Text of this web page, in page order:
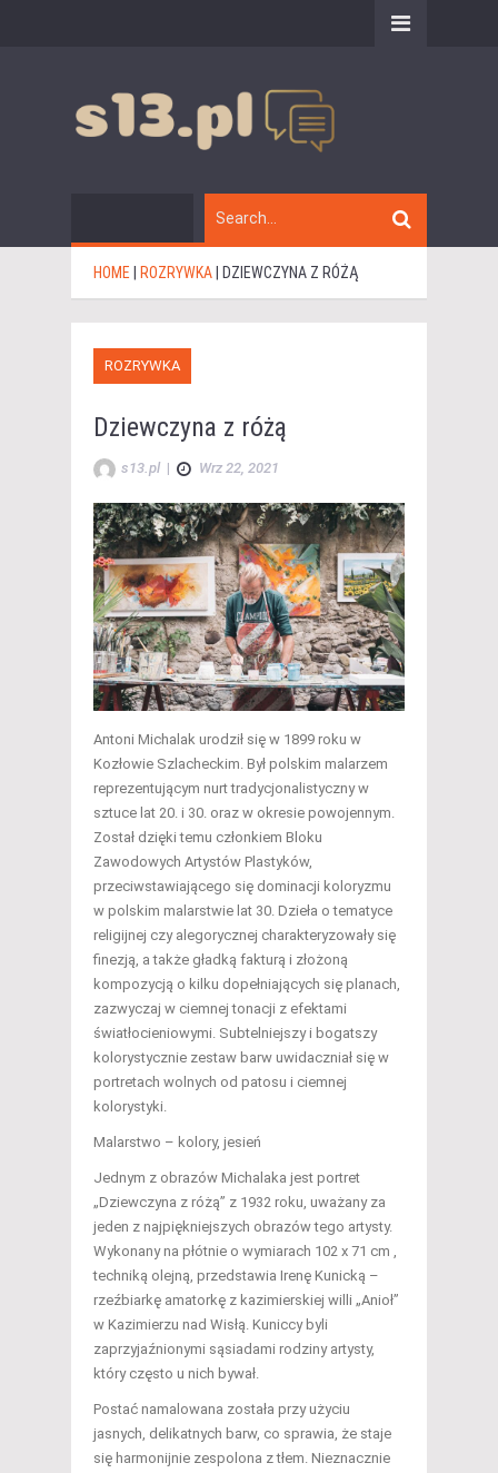
HOME ROZRYWKA DZIEWCZYNA Z RÓŻĄ
ROZRYWKA
Dziewczyna z różą
s13.pl | Wrz 22, 2021
Antoni Michalak urodził się w 1899 roku w
Kozłowie Szlacheckim. Był polskim malarzem
reprezentującym nurt tradycjonalistyczny w
sztuce lat 20. i 30. oraz w okresie powojennym.
Został dzięki temu członkiem Bloku
Zawodowych Artystów Plastyków,
przeciwstawiającego się dominacji koloryzmu
w polskim malarstwie lat 30. Dzieła o tematyce
religijnej czy alegorycznej charakteryzowały się
finezją, a także gładką fakturą i złożoną
kompozycją o kilku dopełniających się planach,
zazwyczaj w ciemnej tonacji z efektami
światłocieniowymi. Subtelniejszy i bogatszy
kolorystycznie zestaw barw uwidaczniał się w
portretach wolnych od patosu i ciemnej
kolorystyki.
Malarstwo – kolory, jesień
Jednym z obrazów Michalaka jest portret
„Dziewczyna z różą” z 1932 roku, uważany za
jeden z najpiękniejszych obrazów tego artysty.
Wykonany na płótnie o wymiarach 102 x 71 cm ,
techniką olejną, przedstawia Irenę Kunicką –
rzeźbiarkę amatorkę z kazimierskiej willi „Anioł”
w Kazimierzu nad Wisłą. Kuniccy byli
zaprzyjaźnionymi sąsiadami rodziny artysty,
który często u nich bywał.
Postać namalowana została przy użyciu
jasnych, delikatnych barw, co sprawia, że staje
się harmonijnie zespolona z tłem. Nieznacznie